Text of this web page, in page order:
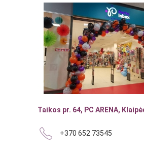
Taikos pr. 64, PC ARENA,
+370 652 73545